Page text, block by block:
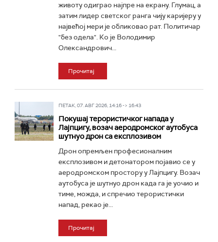
животу одиграо најпре на екрану. Глумац, а
затим лидер светског ранга чију каријеру у
највећој мери је обликовао рат. Политичар
"без одела". Ко је Володимир
Олександрович...
Прочитај
ПЕТАК, 07. АВГ 2026, 14:16 -> 16:43
Покушај терористичког напада у
Лајпцигу, возач аеродромског аутобуса
шутнуо дрон са експлозивом
Дрон опремљен професионалним
експлозивом и детонатором појавио се у
аеродромском простору у Лајпцигу. Возач
аутобуса је шутнуо дрон када га је уочио и
тиме, можда, и спречио терористички
напад, рекао је...
Прочитај